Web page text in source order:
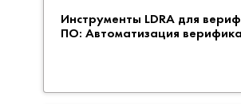
Инструменты LDRA для
ПО: Автоматизация